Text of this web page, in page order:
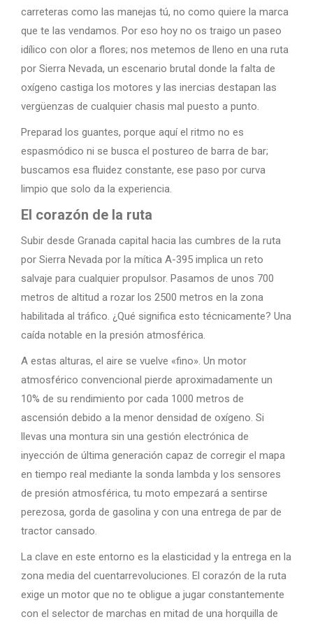
carreteras como las manejas tú, no como quiere la marca
que te las vendamos. Por eso hoy no os traigo un paseo
idílico con olor a flores; nos metemos de lleno en una ruta
por Sierra Nevada, un escenario brutal donde la falta de
oxígeno castiga los motores y las inercias destapan las
vergüenzas de cualquier chasis mal puesto a punto.
Preparad los guantes, porque aquí el ritmo no es
espasmódico ni se busca el postureo de barra de bar;
buscamos esa fluidez constante, ese paso por curva
limpio que solo da la experiencia.
El corazón de la ruta
Subir desde Granada capital hacia las cumbres de la ruta
por Sierra Nevada por la mítica A-395 implica un reto
salvaje para cualquier propulsor. Pasamos de unos 700
metros de altitud a rozar los 2500 metros en la zona
habilitada al tráfico. ¿Qué significa esto técnicamente? Una
caída notable en la presión atmosférica.
A estas alturas, el aire se vuelve «fino». Un motor
atmosférico convencional pierde aproximadamente un
10% de su rendimiento por cada 1000 metros de
ascensión debido a la menor densidad de oxígeno. Si
llevas una montura sin una gestión electrónica de
inyección de última generación capaz de corregir el mapa
en tiempo real mediante la sonda lambda y los sensores
de presión atmosférica, tu moto empezará a sentirse
perezosa, gorda de gasolina y con una entrega de par de
tractor cansado.
La clave en este entorno es la elasticidad y la entrega en la
zona media del cuentarrevoluciones. El corazón de la ruta
exige un motor que no te obligue a jugar constantemente
con el selector de marchas en mitad de una horquilla de